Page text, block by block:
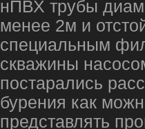
нПВХ трубы
менее 2м и
специальным
скважины
постарались
бурения как
представлять